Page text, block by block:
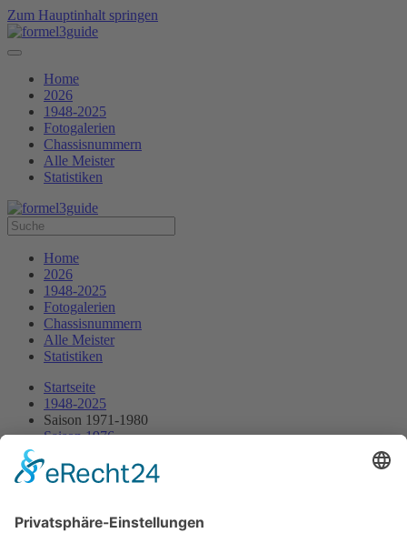
Zum Hauptinhalt springen
Home
2026
1948-2025
Fotogalerien
Chassisnummern
Alle Meister
Statistiken
Home
2026
1948-2025
Fotogalerien
Chassisnummern
Alle Meister
Statistiken
Startseite
1948-2025
Saison 1971-1980
Saison 1976
22.08.1976 - Eurohill
Streckenskizze Programmheft